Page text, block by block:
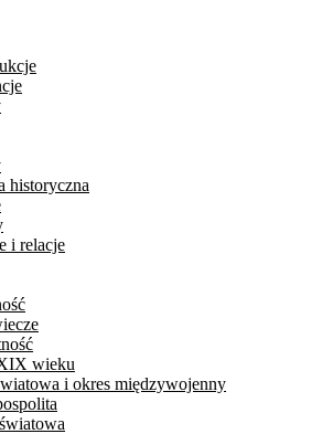
historyczna
i relacje
wieku
i okres międzywojenny